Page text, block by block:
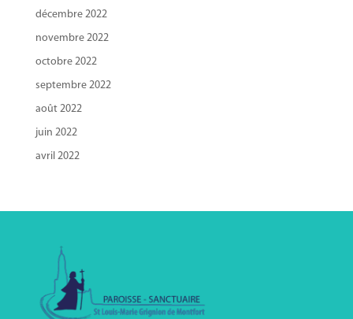
décembre 2022
novembre 2022
octobre 2022
septembre 2022
août 2022
juin 2022
avril 2022